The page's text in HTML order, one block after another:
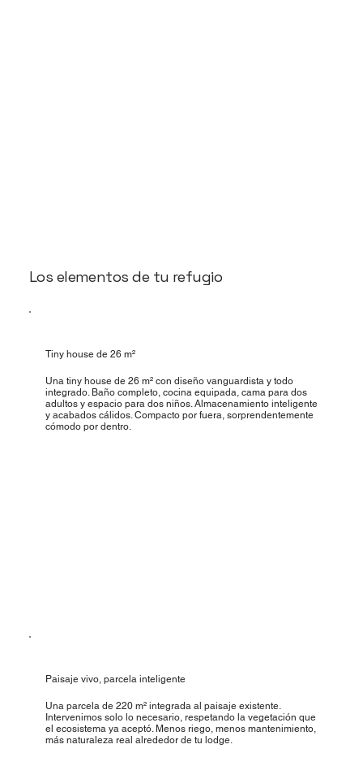
Los elementos de tu refugio
Tiny house de 26 m²
Una tiny house de 26 m² con diseño vanguardista y todo
integrado. Baño completo, cocina equipada, cama para dos
adultos y espacio para dos niños. Almacenamiento inteligente
y acabados cálidos. Compacto por fuera, sorprendentemente
cómodo por dentro.
Paisaje vivo, parcela inteligente
Una parcela de 220 m² integrada al paisaje existente.
Intervenimos solo lo necesario, respetando la vegetación que
el ecosistema ya aceptó. Menos riego, menos mantenimiento,
más naturaleza real alrededor de tu lodge.